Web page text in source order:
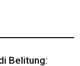
Belitung: